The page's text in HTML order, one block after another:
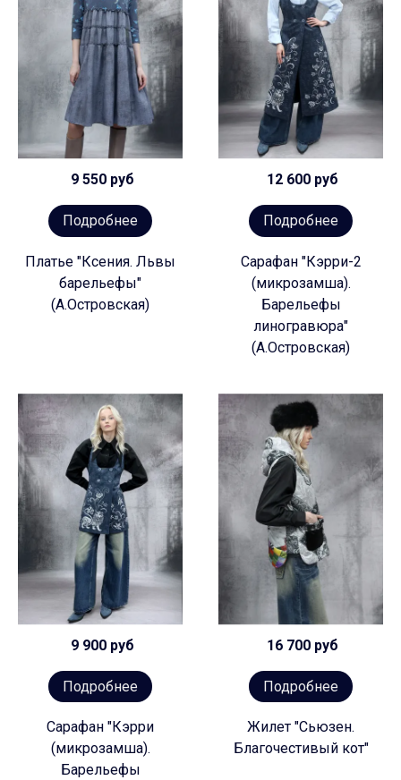
9 550 руб
Подробнее
Платье "Ксения. Львы
барельефы"
(А.Островская)
12 600 руб
Подробнее
Сарафан "Кэрри-2
(микрозамша).
Барельефы
линогравюра"
(А.Островская)
9 900 руб
Подробнее
Сарафан "Кэрри
(микрозамша).
Барельефы
16 700 руб
Подробнее
Жилет "Сьюзен.
Благочестивый кот"